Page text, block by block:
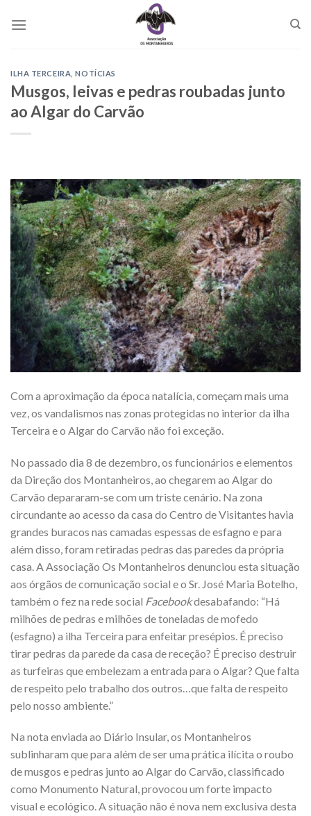
ILHA TERCEIRA ,NOTÍCIAS
Musgos, leivas e pedras roubadas junto
ao Algar do Carvão
Com a aproximação da época natalícia, começam mais uma
vez, os vandalismos nas zonas protegidas no interior da ilha
Terceira e o Algar do Carvão não foi exceção.
No passado dia 8 de dezembro, os funcionários e elementos
da Direção dos Montanheiros, ao chegarem ao Algar do
Carvão depararam-se com um triste cenário. Na zona
circundante ao acesso da casa do Centro de Visitantes havia
grandes buracos nas camadas espessas de esfagno e para
além disso, foram retiradas pedras das paredes da própria
casa. A Associação Os Montanheiros denunciou esta situação
aos órgãos de comunicação social e o Sr. José Maria Botelho,
também o fez na rede social Facebookdesabafando: “Há
milhões de pedras e milhões de toneladas de mofedo
(esfagno) a ilha Terceira para enfeitar presépios. É preciso
tirar pedras da parede da casa de receção? É preciso destruir
as turfeiras que embelezam a entrada para o Algar? Que falta
de respeito pelo trabalho dos outros…que falta de respeito
pelo nosso ambiente.”
Na nota enviada ao Diário Insular, os Montanheiros
sublinharam que para além de ser uma prática ilícita o roubo
de musgos e pedras junto ao Algar do Carvão, classificado
como Monumento Natural, provocou um forte impacto
visual e ecológico. A situação não é nova nem exclusiva desta